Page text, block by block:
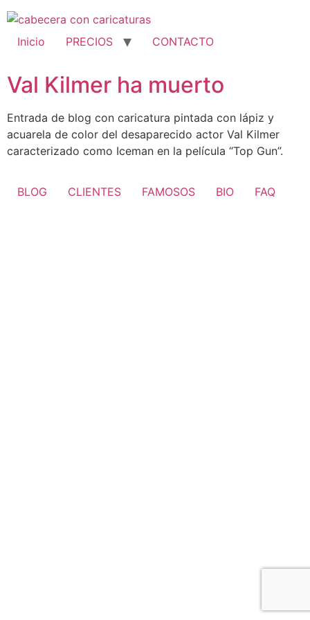
al
contenido
Inicio PRECIOS CONTACTO
Val Kilmer ha muerto
Entrada de blog con caricatura pintada con lápiz y
acuarela de color del desaparecido actor Val Kilmer
caracterizado como Iceman en la película “Top Gun”.
BLOG CLIENTES FAMOSOS BIO FAQ